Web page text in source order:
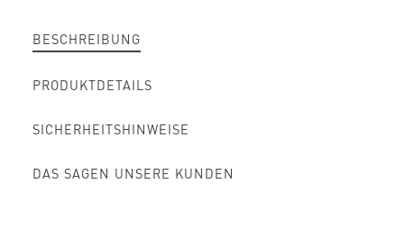
BESCHREIBUNG
PRODUKTDETAILS
SICHERHEITSHINWEISE
DAS SAGEN UNSERE KUNDEN